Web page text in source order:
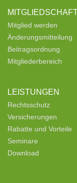
Mitglied werden
Änderungsmitteilung
Beitragsordnung
Mitgliederbereich
LEISTUNGEN
Rechtsschutz
Versicherungen
Rabatte und Vorteile
Seminare
Download